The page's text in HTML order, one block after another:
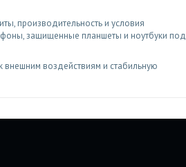
производительность и условия
защищенные планшеты и ноутбуки под
внешним воздействиям и стабильную